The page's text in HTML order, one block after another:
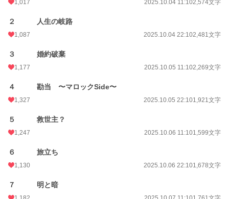
更新日時
初回公開日時 2025.10.04 11:10
年間ポイント
累計ポイント 882,312 pt (6,519 位)
1,017 2025.10.04 11:102,574文字
２ 人生の岐路
1,087 2025.10.04 22:102,481文字
３ 婚約破棄
1,177 2025.10.05 11:102,269文字
４ 勘当 〜マロックSide〜
1,327 2025.10.05 22:101,921文字
５ 救世主？
1,247 2025.10.06 11:101,599文字
６ 旅立ち
1,130 2025.10.06 22:101,678文字
７ 明と暗